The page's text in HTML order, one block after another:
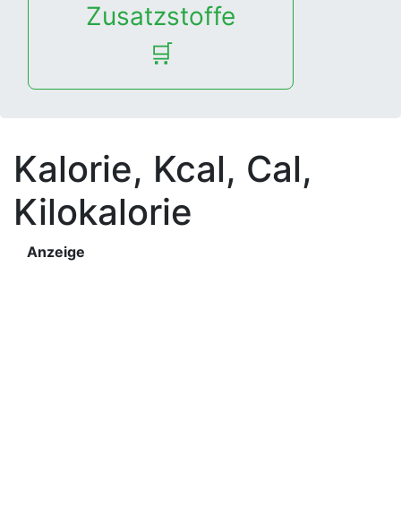
Zusatzstoffe
🛒
Kalorie, Kcal, Cal,
Kilokalorie
Anzeige